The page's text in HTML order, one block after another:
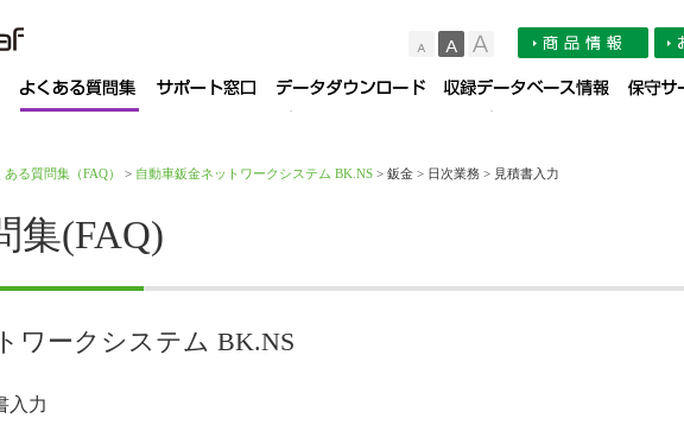
小 大
商品サポート情報
お知らせ
ある質問集（FAQ） > 自動車鈑金ネットワークシステム BK.NS > 鈑金 > 日次業務 > 見積書入力
集(FAQ)
ワークシステム BK.NS
入力